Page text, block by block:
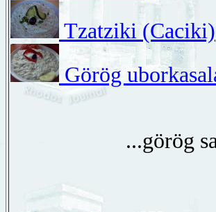
Tzatziki (Caciki)
Görög
...görög